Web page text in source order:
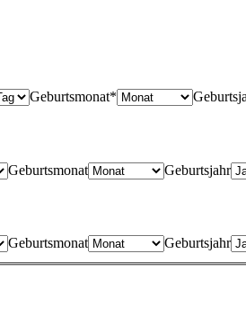
Geburtsmonat*
Geburtsmonat Geburtsjahr
Geburtsmonat Geburtsjahr